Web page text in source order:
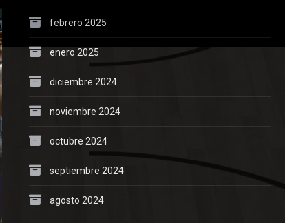
febrero 2025
enero 2025
diciembre 2024
noviembre 2024
octubre 2024
septiembre 2024
agosto 2024